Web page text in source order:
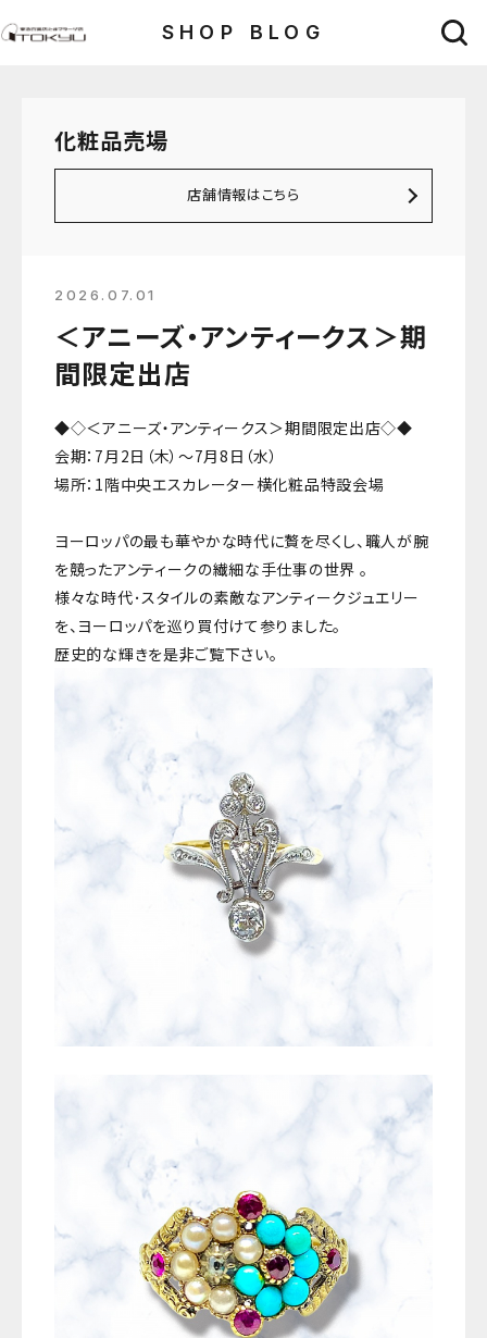
SHOP BLOG
化粧品売場
店舗情報はこちら
2026.07.01
＜アニーズ・アンティークス＞期
間限定出店
◆◇＜アニーズ・アンティークス＞期間限定出店◇◆
会期：7月2日（木）～7月8日（水）
場所：1階中央エスカレーター横化粧品特設会場
ヨーロッパの最も華やかな時代に贅を尽くし、職人が腕
を競ったアンティークの繊細な手仕事の世界―― 。
様々な時代･スタイルの素敵なアンティークジュエリー
を、ヨーロッパを巡り買付けて参りました。
歴史的な輝きを是非ご覧下さい。